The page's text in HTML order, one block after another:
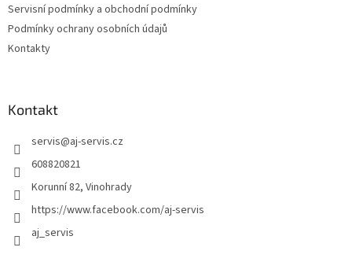
p
Servisní podmínky a obchodní podmínky
Podmínky ochrany osobních údajů
Kontakty
Kontakt
servis@aj-servis.cz
608820821
Korunní 82, Vinohrady
https://www.facebook.com/aj-servis
aj_servis